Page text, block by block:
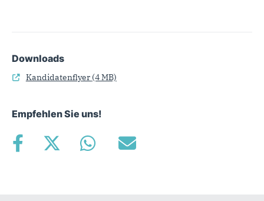
Downloads
Kandidatenflyer (4 MB)
Empfehlen Sie uns!